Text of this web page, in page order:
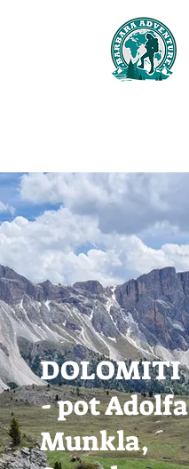
DOLOMITI
- pot Adolfa
Munkla,